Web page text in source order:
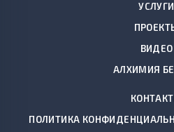
УСЛУГИ
ВИДЕО
АЛХИМИЯ
ПОЛИТИКА